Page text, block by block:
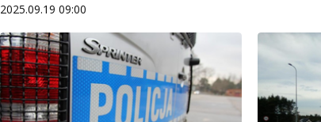
2025.09.19 09:00